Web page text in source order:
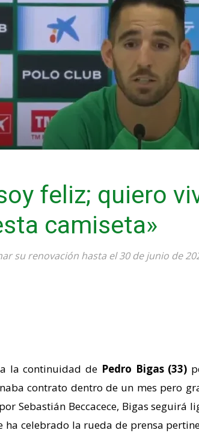
feliz; quiero
camiseta»
su renovación hasta el 30 de junio de
la continuidad de Pedro Bigas (33)
contrato dentro de un mes pero
Sebastián Beccacece, Bigas seguirá
ha celebrado la rueda de prensa